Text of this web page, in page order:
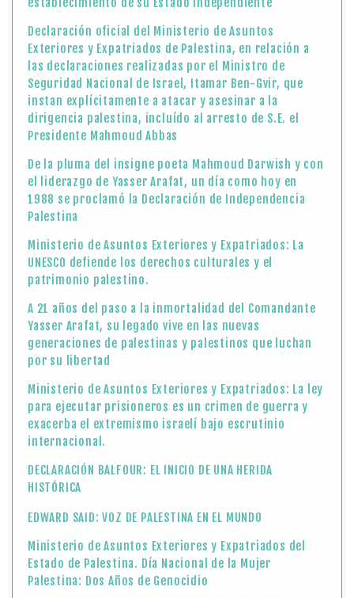
Declaración oficial del Ministerio de Asuntos
Exteriores y Expatriados de Palestina, en relación a
las declaraciones realizadas por el Ministro de
Seguridad Nacional de Israel, Itamar Ben-Gvir, que
instan explícitamente a atacar y asesinar a la
dirigencia palestina, incluído al arresto de S.E. el
Presidente Mahmoud Abbas
De la pluma del insigne poeta Mahmoud Darwish y con
el liderazgo de Yasser Arafat, un día como hoy en
1988 se proclamó la Declaración de Independencia
Palestina
Ministerio de Asuntos Exteriores y Expatriados: La
UNESCO defiende los derechos culturales y el
patrimonio palestino.
A 21 años del paso a la inmortalidad del Comandante
Yasser Arafat, su legado vive en las nuevas
generaciones de palestinas y palestinos que luchan
por su libertad
Ministerio de Asuntos Exteriores y Expatriados: La ley
para ejecutar prisioneros es un crimen de guerra y
exacerba el extremismo israelí bajo escrutinio
internacional.
DECLARACIÓN BALFOUR: EL INICIO DE UNA HERIDA
HISTÓRICA
EDWARD SAID: VOZ DE PALESTINA EN EL MUNDO
Ministerio de Asuntos Exteriores y Expatriados del
Estado de Palestina. Día Nacional de la Mujer
Palestina: Dos Años de Genocidio